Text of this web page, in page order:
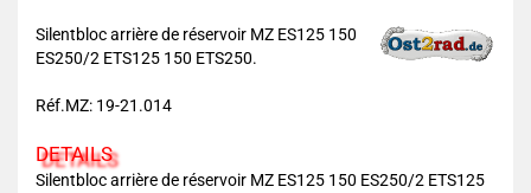
Silentbloc arrière de réservoir MZ ES125 150
ES250/2 ETS125 150 ETS250.
Réf.MZ: 19-21.014
DETAILS
Silentbloc arrière de réservoir MZ ES125 150 ES250/2 ETS125